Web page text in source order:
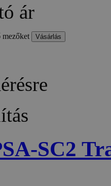
ár
SC2